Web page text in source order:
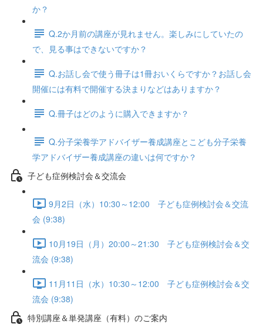
か？
Q.2か月前の講座が見れません。楽しみにしていたの
で、見る事はできないですか？
Q.お話し会で使う冊子は1冊おいくらですか？お話し会
開催には有料で開催する決まりなどはありますか？
Q.冊子はどのように購入できますか？
Q.分子栄養学アドバイザー養成講座とこども分子栄養
学アドバイザー養成講座の違いは何ですか？
子ども症例検討会＆交流会
9月2日（水）10:30～12:00 子ども症例検討会＆交流
会 (9:38)
10月19日（月）20:00～21:30 子ども症例検討会＆交
流会 (9:38)
11月11日（水）10:30～12:00 子ども症例検討会＆交
流会 (9:38)
特別講座＆単発講座（有料）のご案内